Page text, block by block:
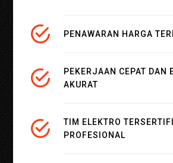
PENAWARAN HARGA
PEKERJAAN CEPAT DAN
AKURAT
TIM ELEKTRO
PROFESIONAL